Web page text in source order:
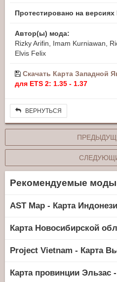
Протестировано на версиях
Автор(ы) мода:
Rizky Arifin, Imam Kurniawan,
Elvis Felix
Скачать Карта Западной
для ETS 2: 1.35 - 1.37
ВЕРНУТЬСЯ
Рекомендуемые
AST Map - Карта
Карта Новосибирской
Project Vietnam - Карта
Карта провинции Эльзас